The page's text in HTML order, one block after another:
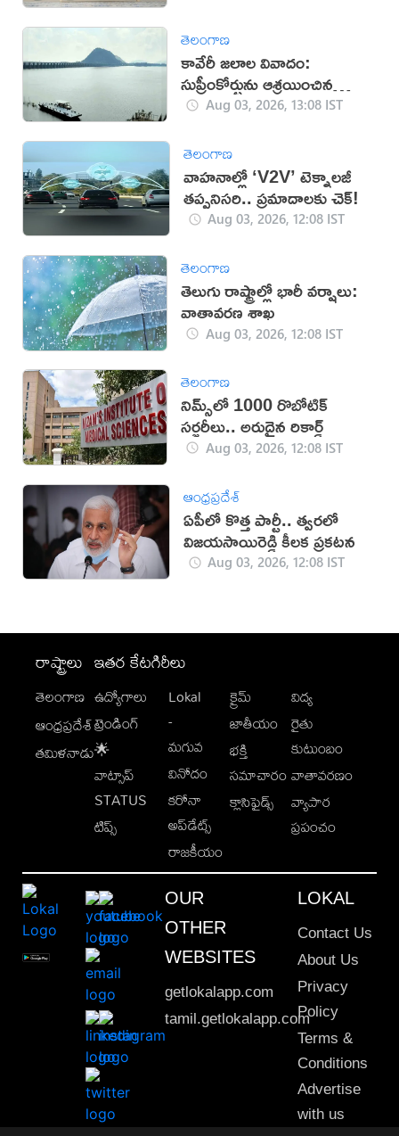
తెలంగాణ
కావేరీ జలాల వివాదం:
సుప్రీంకోర్టును ఆశ్రయించిన
తమిళనాడు
Aug 03, 2026, 13:08 IST
తెలంగాణ
వాహనాల్లో ‘V2V’ టెక్నాలజీ
తప్పనిసరి.. ప్రమాదాలకు చెక్!
Aug 03, 2026, 12:08 IST
తెలంగాణ
తెలుగు రాష్ట్రాల్లో భారీ వర్షాలు:
వాతావరణ శాఖ
Aug 03, 2026, 12:08 IST
తెలంగాణ
నిమ్స్‌లో 1000 రొబోటిక్
సర్జరీలు.. అరుదైన రికార్డ్
Aug 03, 2026, 12:08 IST
ఆంధ్రప్రదేశ్
ఏపీలో కొత్త పార్టీ.. త్వరలో
విజయసాయిరెడ్డి కీలక ప్రకటన
Aug 03, 2026, 12:08 IST
రాష్ట్రాలు
తెలంగాణ
ఆంధ్రప్రదేశ్
తమిళనాడు
ఇతర కేటగిరీలు
ఉద్యోగాలు
ట్రెండింగ్
🌟
వాట్సాప్
STATUS
టిప్స్
Lokal
-
మగువ
వినోదం
కరోనా
అప్‌డేట్స్
రాజకీయం
క్రైమ్
జాతీయం
భక్తి
సమాచారం
క్లాసిఫైడ్స్
విద్య
రైతు
కుటుంబం
వాతావరణం
వ్యాపార
ప్రపంచం
OUR
OTHER
WEBSITES
getlokalapp.com
tamil.getlokalapp.com
LOKAL
Contact Us
About Us
Privacy
Policy
Terms &
Conditions
Advertise
with us